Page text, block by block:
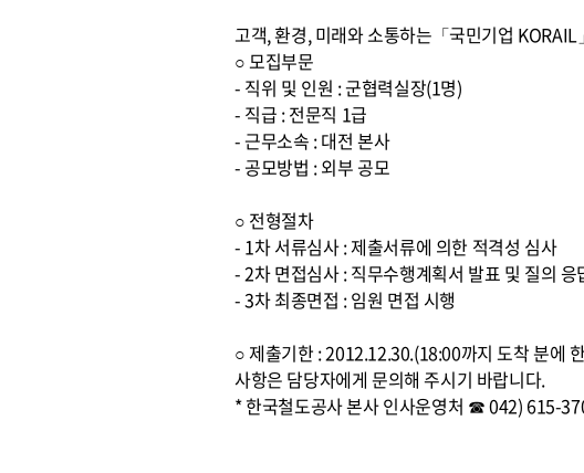
고객, 환경, 미래와 소통하는「국민기업
○ 모집부문
- 직위 및 인원 : 군협력실장(1명)
- 직급 : 전문직 1급
- 근무소속 : 대전 본사
- 공모방법 : 외부 공모
○ 전형절차
- 1차 서류심사 : 제출서류에 의한 적격성 심사
- 2차 면접심사 : 직무수행계획서 발표 및 질의 응
- 3차 최종면접 : 임원 면접 시행
○ 제출기한 : 2012.12.30.(18:00까지 도착 분에
사항은 담당자에게 문의해 주시기 바랍니다.
* 한국철도공사 본사 인사운영처 ☎ 042) 615-